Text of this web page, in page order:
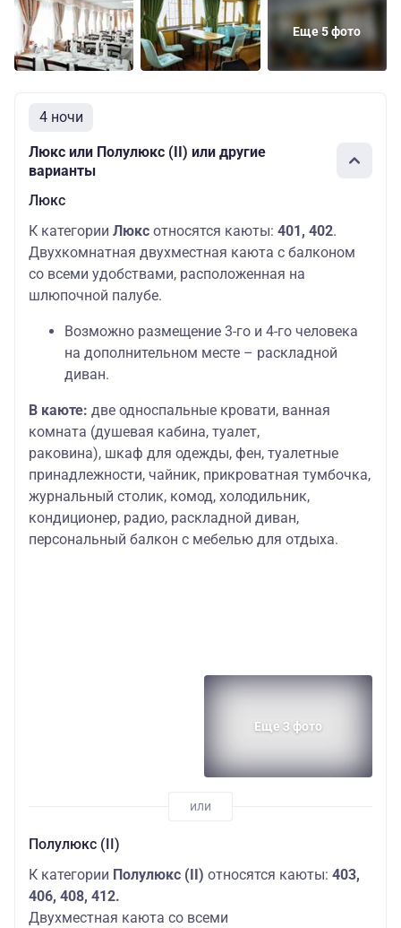
Еще 5 фото
4 ночи
Люкс или Полулюкс (II) или другие
варианты
Люкс
К категории Люкс относятся каюты: 401, 402.
Двухкомнатная двухместная каюта с балконом
со всеми удобствами, расположенная на
шлюпочной палубе.
Возможно размещение 3-го и 4-го человека
на дополнительном месте – раскладной
диван.
В каюте: две односпальные кровати, ванная
комната (душевая кабина, туалет,
раковина), шкаф для одежды, фен, туалетные
принадлежности, чайник, прикроватная тумбочка,
журнальный столик, комод, холодильник,
кондиционер, радио, раскладной диван,
персональный балкон с мебелью для отдыха.
Еще 3 фото
Полулюкс (II)
К категории Полулюкс (II) относятся каюты: 403,
406, 408, 412.
Двухместная каюта со всеми